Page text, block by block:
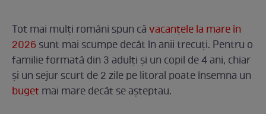
Tot mai mulți români spun căvacanțele la mare în
2026 sunt mai scumpe decât în anii trecuți. Pentru o
familie formată din 3 adulți și un copil de 4 ani, chiar
și un sejur scurt de 2 zile pe litoral poate însemna un
buget mai mare decât se așteptau.